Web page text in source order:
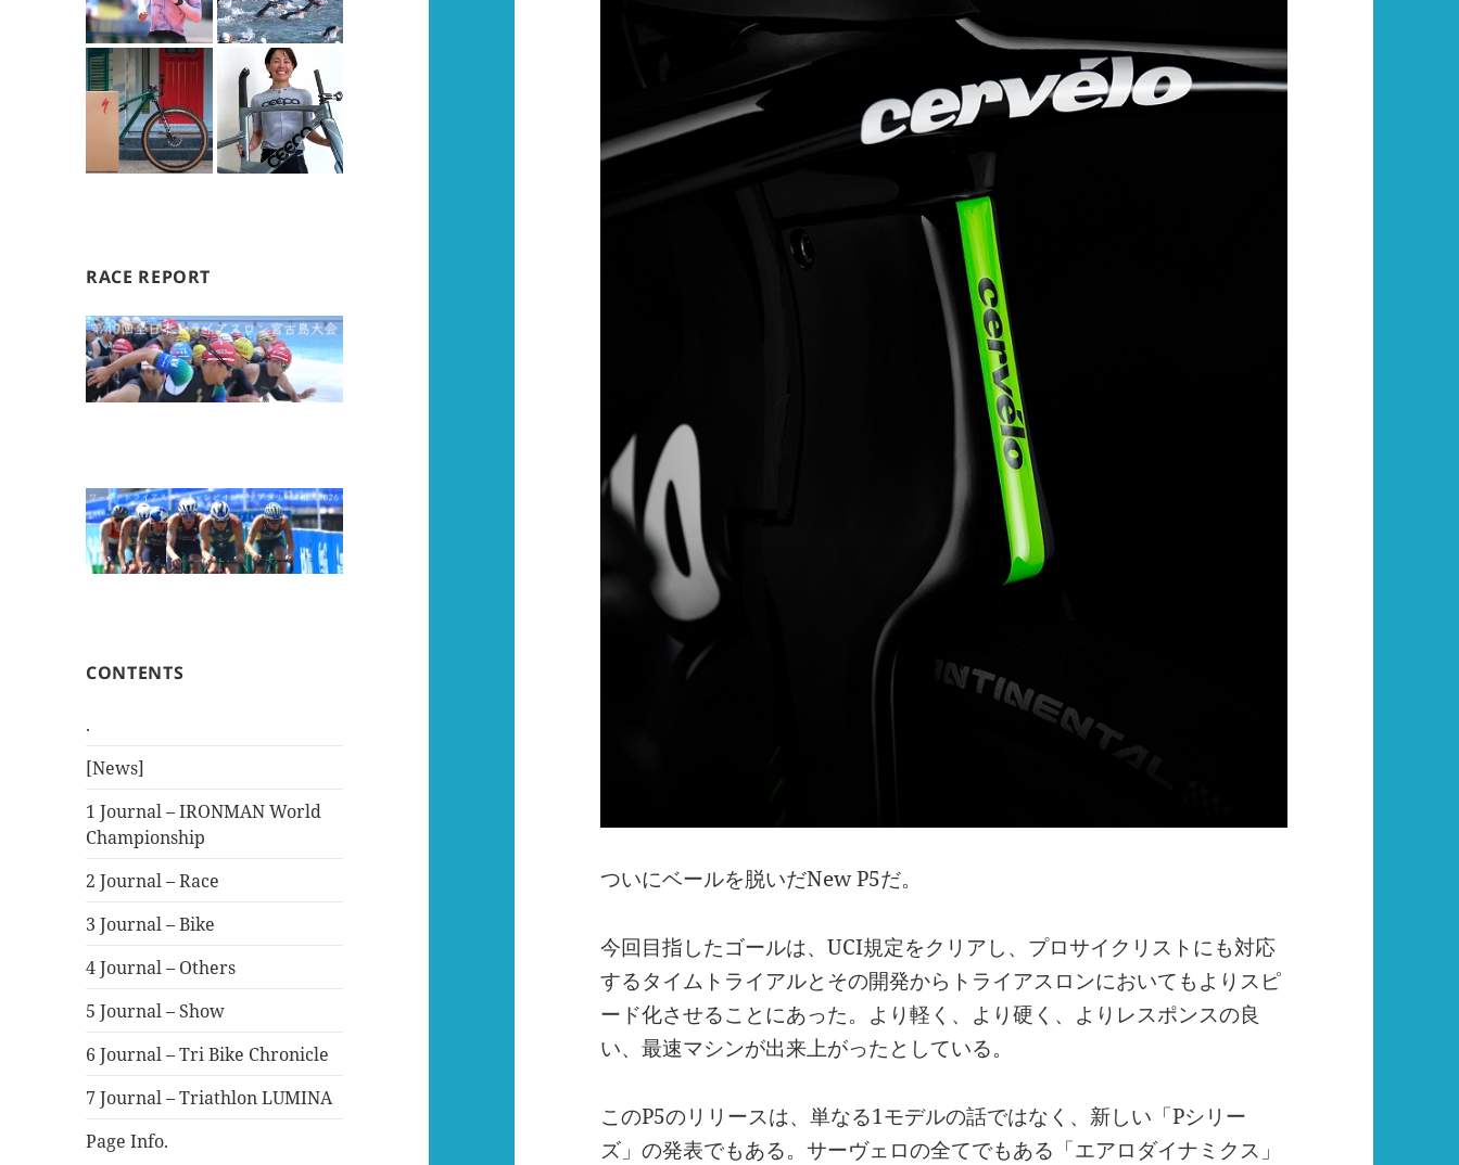
RACE REPORT
CONTENTS
.
[News]
1 Journal – IRONMAN World
Championship
2 Journal – Race
3 Journal – Bike
4 Journal – Others
5 Journal – Show
6 Journal – Tri Bike Chronicle
7 Journal – Triathlon LUMINA
Page Info.
ついにベールを脱いだNew P5だ。
今回目指したゴールは、UCI規定をクリアし、プロサイクリストにも対応
するタイムトライアルとその開発からトライアスロンにおいてもよりスピ
ード化させることにあった。より軽く、より硬く、よりレスポンスの良
い、最速マシンが出来上がったとしている。
このP5のリリースは、単なる1モデルの話ではなく、新しい「Pシリー
ズ」の発表でもある。サーヴェロの全てでもある「エアロダイナミクス」